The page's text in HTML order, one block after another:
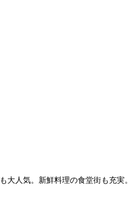
大人気。新鮮料理の食堂街も充実。